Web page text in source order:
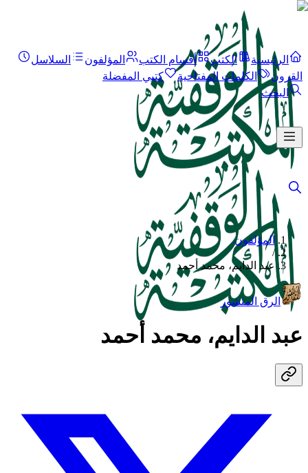
الرئيسية الكتب أقسام الكتب المؤلفون
السلاسل
القرون
الكلمات المفتاحية
كتبي المفضلة
البحث
المؤلفون
/
عبد الدايم، محمد أحمد
الرق المنشور
عبد الدايم، محمد أحمد